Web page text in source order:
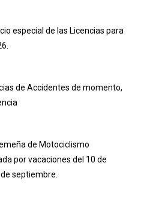
especial de las Licencias para
de Accidentes de momento,
de Motociclismo
por vacaciones del 10 de
septiembre.